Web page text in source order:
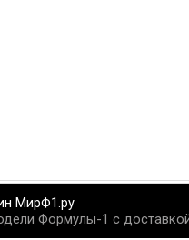
МирФ1.ру
Формулы-1 с